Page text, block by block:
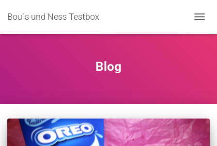
Bou´s und Ness Testbox
Blog